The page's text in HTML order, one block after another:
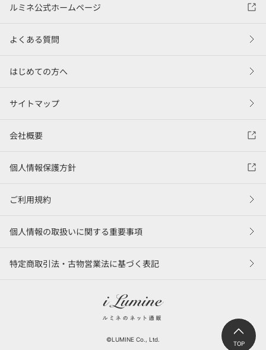
TOP
ルミネ公式ホームページ
よくある質問
はじめての方へ
サイトマップ
会社概要
個人情報保護方針
ご利用規約
個人情報の取扱いに関する重要事項
特定商取引法・古物営業法に基づく表記
©LUMINE Co., Ltd.